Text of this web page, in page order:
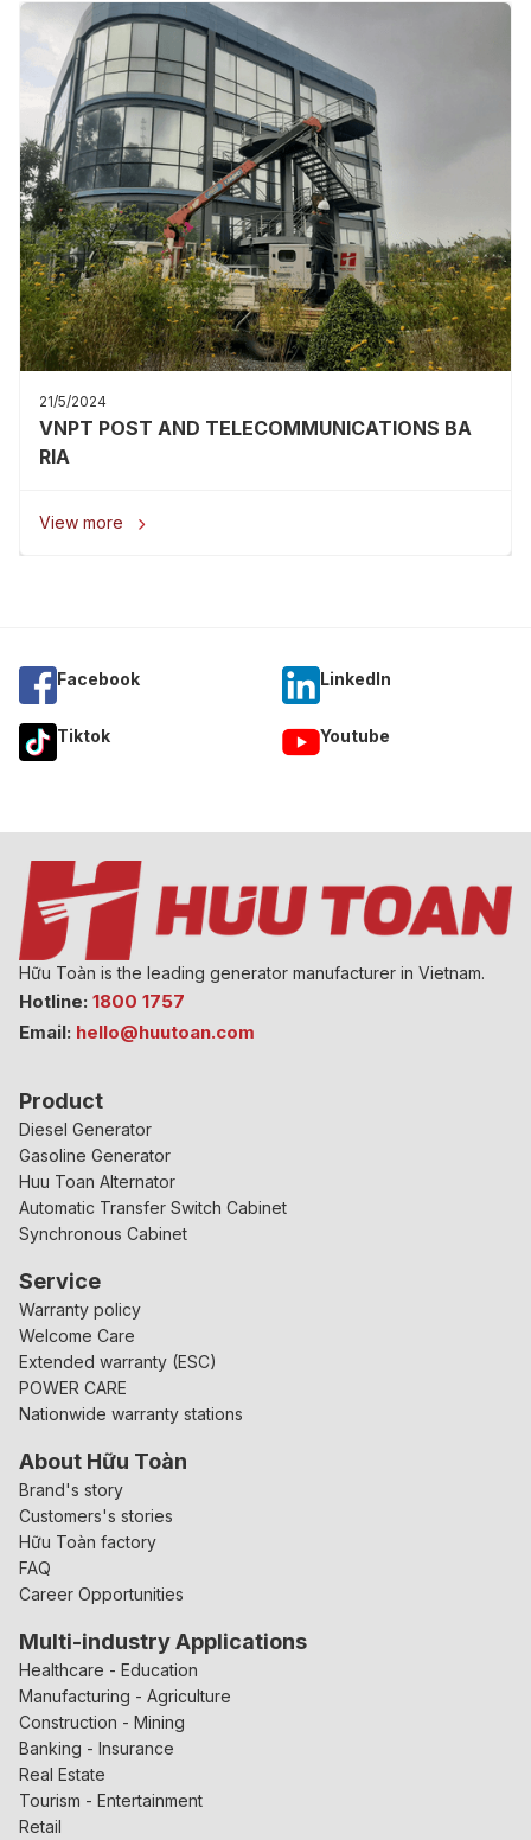
21/5/2024
VNPT POST AND TELECOMMUNICATIONS BA
RIA
View more 
Facebook Linkedln
Tiktok Youtube
Hữu Toàn is the leading generator manufacturer in Vietnam.
Hotline: 1800 1757
Email: hello@huutoan.com
Product
Diesel Generator
Gasoline Generator
Huu Toan Alternator
Automatic Transfer Switch Cabinet
Synchronous Cabinet
Service
Warranty policy
Welcome Care
Extended warranty (ESC)
POWER CARE
Nationwide warranty stations
About Hữu Toàn
Brand's story
Customers's stories
Hữu Toàn factory
FAQ
Career Opportunities
Multi-industry Applications
Healthcare - Education
Manufacturing - Agriculture
Construction - Mining
Banking - Insurance
Real Estate
Tourism - Entertainment
Retail